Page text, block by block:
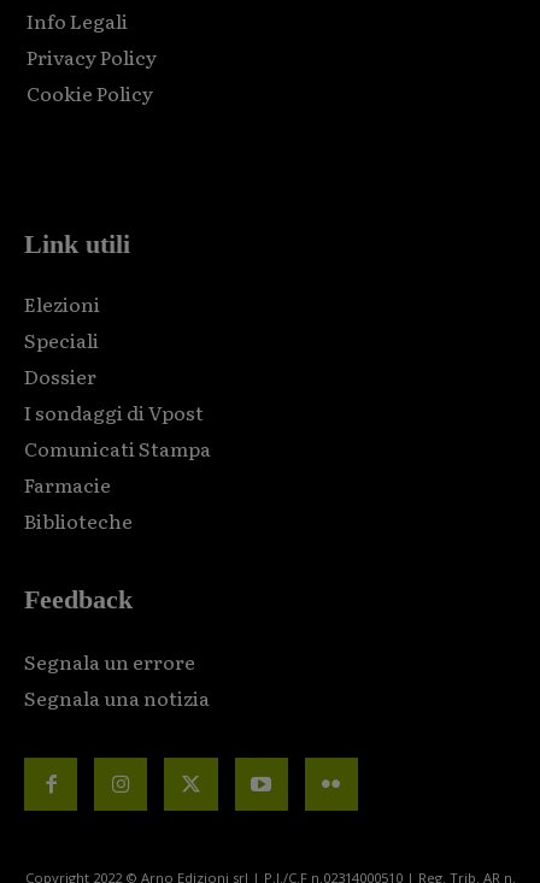
Info Legali
Privacy Policy
Cookie Policy
Link utili
Elezioni
Speciali
Dossier
I sondaggi di Vpost
Comunicati Stampa
Farmacie
Biblioteche
Feedback
Segnala un errore
Segnala una notizia
Copyright 2022 © Arno Edizioni srl | P.I./C.F n.02314000510 | Reg. Trib. AR n.